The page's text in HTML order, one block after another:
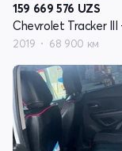
159 669 576 UZS
2019 68 900 км